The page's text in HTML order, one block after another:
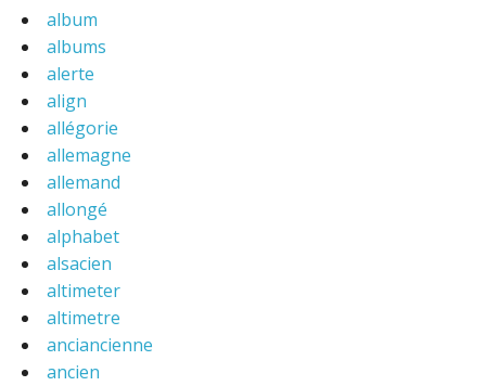
album
albums
alerte
align
allégorie
allemagne
allemand
allongé
alphabet
alsacien
altimeter
altimetre
anciancienne
ancien